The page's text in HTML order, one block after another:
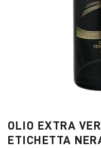
OLIO EXTRA
ETICHETTA